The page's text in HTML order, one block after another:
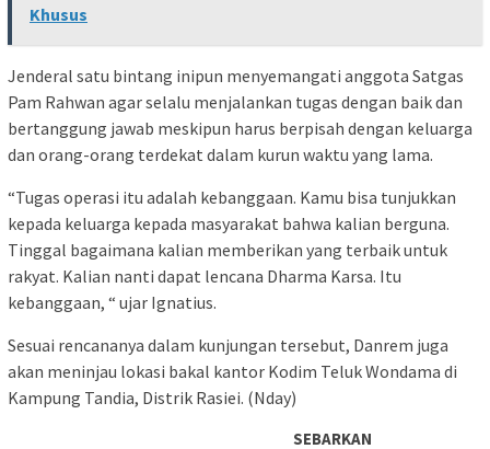
Khusus
Jenderal satu bintang inipun menyemangati anggota Satgas
Pam Rahwan agar selalu menjalankan tugas dengan baik dan
bertanggung jawab meskipun harus berpisah dengan keluarga
dan orang-orang terdekat dalam kurun waktu yang lama.
“Tugas operasi itu adalah kebanggaan. Kamu bisa tunjukkan
kepada keluarga kepada masyarakat bahwa kalian berguna.
Tinggal bagaimana kalian memberikan yang terbaik untuk
rakyat. Kalian nanti dapat lencana Dharma Karsa. Itu
kebanggaan, “ ujar Ignatius.
Sesuai rencananya dalam kunjungan tersebut, Danrem juga
akan meninjau lokasi bakal kantor Kodim Teluk Wondama di
Kampung Tandia, Distrik Rasiei. (Nday)
SEBARKAN